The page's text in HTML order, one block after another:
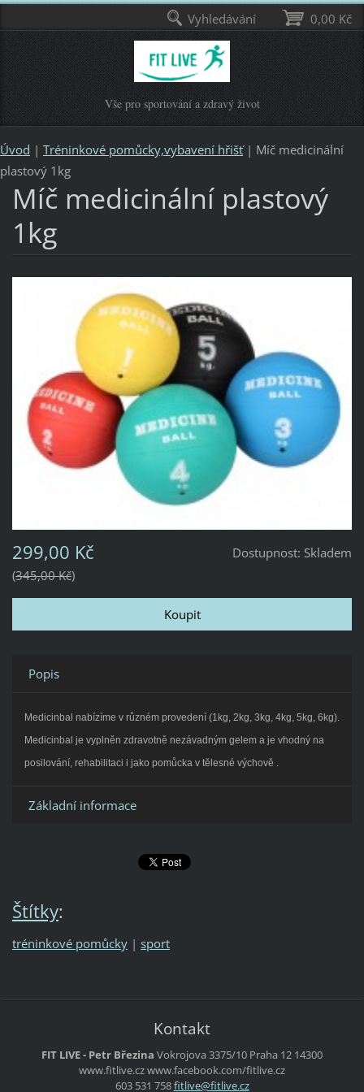
Vše pro sportování a zdravý život
Úvod | Tréninkové pomůcky,vybavení hřišť| Míč medicinální
plastový 1kg
Míč medicinální plastový
1kg
Dostupnost: Skladem
299,00 Kč
345,00 Kč
Popis
Medicinbal nabízíme v různém provedení (1kg, 2kg, 3kg, 4kg, 5kg, 6kg).
Medicinbal je vyplněn zdravotně nezávadným gelem a je vhodný na
posilování, rehabilitaci i jako pomůcka v tělesné výchově .
Základní informace
Štítky:
tréninkové pomůcky | sport
Kontakt
FIT LIVE - Petr Březina Vokrojova 3375/10 Praha 12 14300
www.fitlive.czwww.facebook.com/fitlive.cz
603 531 758fitlive@fitlive.cz
0,00 Kč
Vyhledávání